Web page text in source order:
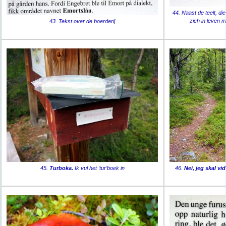
43. Tekst over de boerderij
44. Naast de teelt,
zich in leven
45. Turboka. Ik vul het ‘tur’boek in 46.Nei, jeg skal